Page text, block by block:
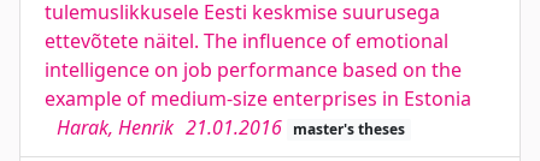
tulemuslikkusele Eesti keskmise suurusega
ettevõtete näitel. The influence of emotional
intelligence on job performance based on the
example of medium-size enterprises in Estonia
Harak, Henrik 21.01.2016 master's theses